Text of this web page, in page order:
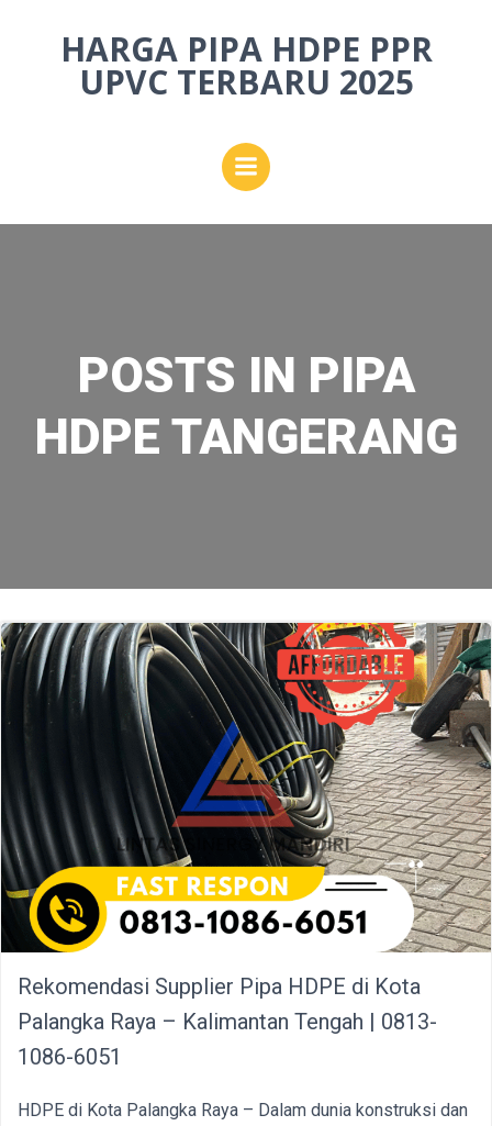
to
content
HARGA PIPA HDPE PPR
UPVC TERBARU 2025
POSTS IN PIPA
HDPE TANGERANG
Rekomendasi Supplier Pipa HDPE di Kota
Palangka Raya – Kalimantan Tengah | 0813-
1086-6051
HDPE di Kota Palangka Raya – Dalam dunia konstruksi dan